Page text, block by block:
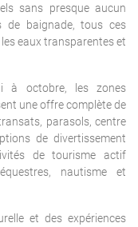
sans presque aucun
de baignade, tous ces
eaux transparentes et
à octobre, les zones
une offre complète de
parasols, centre
de divertissement
de tourisme actif
nautisme et
et des expériences